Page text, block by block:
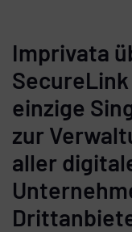
Imprivata
einzige
zur
aller